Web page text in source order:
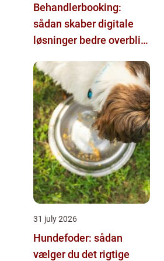
Behandlerbooking:
sådan skaber digitale
løsninger bedre overblik
31 july 2026
Hundefoder: sådan
vælger du det rigtige